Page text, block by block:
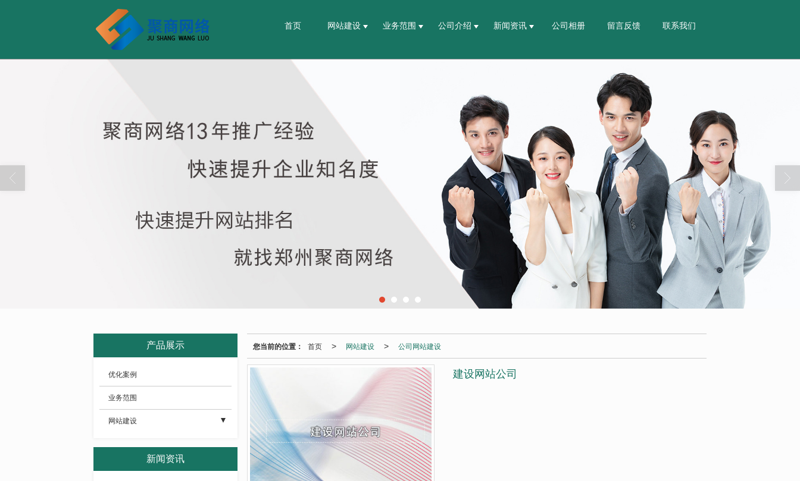
首页 网站建设 业务范围 公司介绍 新闻资讯 公司相册 留言反馈 联系我们
您当前的位置： 首页 > 网站建设 > 公司网站建设
建设网站公司
产品展示
优化案例
业务范围
网站建设
新闻资讯